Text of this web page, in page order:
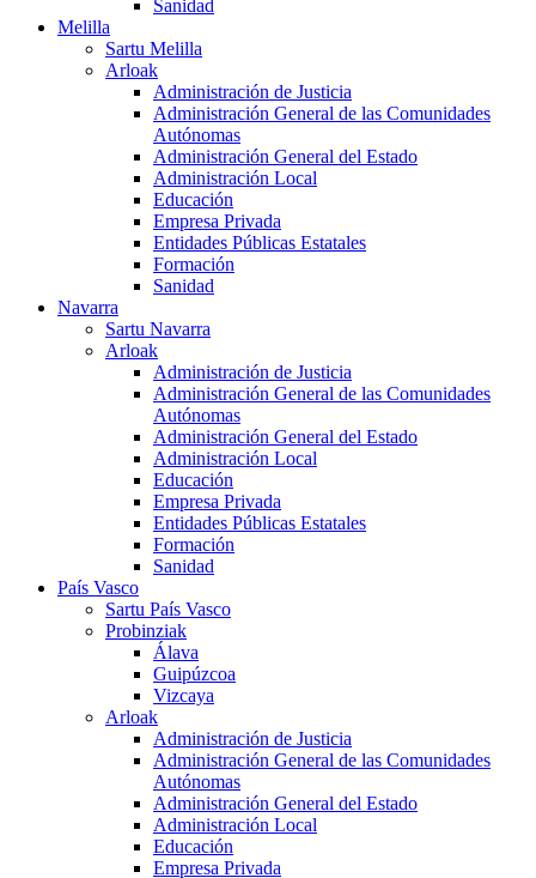
Sanidad
Melilla
Sartu Melilla
Arloak
Administración de Justicia
Administración General de las Comunidades
Autónomas
Administración General del Estado
Administración Local
Educación
Empresa Privada
Entidades Públicas Estatales
Formación
Sanidad
Navarra
Sartu Navarra
Arloak
Administración de Justicia
Administración General de las Comunidades
Autónomas
Administración General del Estado
Administración Local
Educación
Empresa Privada
Entidades Públicas Estatales
Formación
Sanidad
País Vasco
Sartu País Vasco
Probinziak
Álava
Guipúzcoa
Vizcaya
Arloak
Administración de Justicia
Administración General de las Comunidades
Autónomas
Administración General del Estado
Administración Local
Educación
Empresa Privada